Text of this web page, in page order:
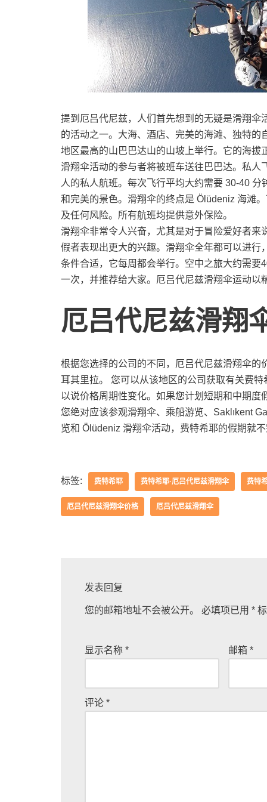
提到厄吕代尼兹，人们首先想到的无疑是滑翔
的活动之一。大海、酒店、完美的海滩、独特
地区最高的山巴巴达山的山坡上举行。它的海拔
滑翔伞活动的参与者将被班车送往巴巴达。私
人的私人航班。每次飞行平均大约需要 30-40
和完美的景色。滑翔伞的终点是 Ölüdeniz 海滩
及任何风险。所有航班均提供意外保险。
滑翔伞非常令人兴奋，尤其是对于冒险爱好者
假者表现出更大的兴趣。滑翔伞全年都可以进
条件合适，它每周都会举行。空中之旅大约需
一次，并推荐给大家。厄吕代尼兹滑翔伞运动
厄吕代尼兹滑翔
根据您选择的公司的不同，厄吕代尼兹滑翔伞
耳其里拉。 您可以从该地区的公司获取有关费
以说价格周期性变化。如果您计划短期和中期
您绝对应该参观滑翔伞、乘船游览、Saklıkent
览和 Ölüdeniz 滑翔伞活动，费特希耶的假期就
标签: 费特希耶 费特希耶·厄吕代尼兹滑翔伞 费特
厄吕代尼兹滑翔伞价格 厄吕代尼兹滑翔伞
发表回复
您的邮箱地址不会被公开。 必填项已用 *
显示名称 * 邮箱*
评论 *